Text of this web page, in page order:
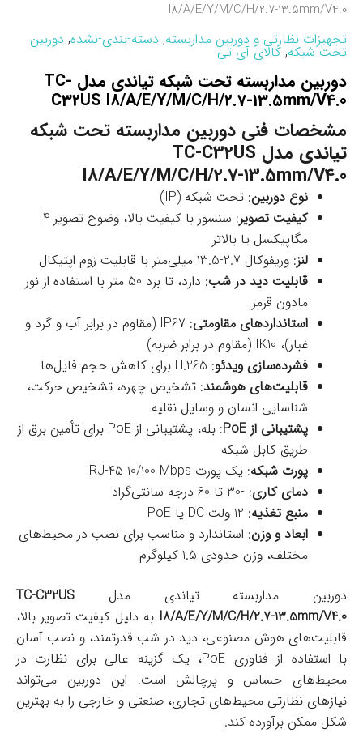
I8/A/E/Y/M/C/H/2.7-13.5mm/V4.0
تجهیزات نظارتی و دوربین مداربسته, دسته-بندی-نشده, دوربین
تحت شبکه, کالای آی تی
دوربین مداربسته تحت شبکه تیاندی مدل TC-
C32US I8/A/E/Y/M/C/H/2.7-13.5mm/V4.0
مشخصات فنی دوربین مداربسته تحت شبکه
تیاندی مدل TC-C32US
I8/A/E/Y/M/C/H/2.7-13.5mm/V4.0
نوع دوربین: تحت شبکه (IP)
کیفیت تصویر
: سنسور با کیفیت بالا، وضوح تصویر 4
مگاپیکسل یا بالاتر
لنز: وریفوکال 2.7-13.5 میلی‌متر با قابلیت زوم اپتیکال
قابلیت دید در شب
: دارد، تا برد 50 متر با استفاده از نور
مادون قرمز
استانداردهای مقاومتی
: IP67 (مقاوم در برابر آب و گرد و
غبار)، IK10 (مقاوم در برابر ضربه)
فشرده‌سازی ویدئو: H.265 برای کاهش حجم فایل‌ها
قابلیت‌های هوشمند: تشخیص چهره، تشخیص حرکت،
شناسایی انسان و وسایل نقلیه
پشتیبانی از PoE
: بله، پشتیبانی از PoE برای تأمین برق از
طریق کابل شبکه
پورت شبکه: یک پورت RJ-45 10/100 Mbps
دمای کاری: -30 تا 60 درجه سانتی‌گراد
منبع تغذیه: 12 ولت DC یا PoE
ابعاد و وزن: استاندارد و مناسب برای نصب در محیط‌های
مختلف، وزن حدودی 1.5 کیلوگرم
دوربین مداربسته تیاندی مدل TC-C32US
I8/A/E/Y/M/C/H/2.7-13.5mm/V4.0 به دلیل کیفیت تصویر بالا،
قابلیت‌های هوش مصنوعی، دید در شب قدرتمند، و نصب آسان
با استفاده از فناوری PoE، یک گزینه عالی برای نظارت در
محیط‌های حساس و پرچالش است. این دوربین می‌تواند
نیازهای نظارتی محیط‌های تجاری، صنعتی و خارجی را به بهترین
شکل ممکن برآورده کند.